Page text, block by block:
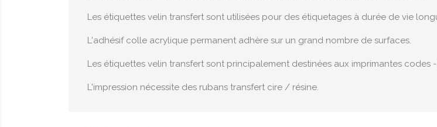
Les étiquettes velin transfert sont utilisées pour des étiquetages à durée de vie
L'adhésif colle acrylique permanent adhère sur un grand nombre de surfaces.
Les étiquettes velin transfert sont principalement destinées aux imprimantes codes
L'impression nécessite des rubans transfert cire / résine.